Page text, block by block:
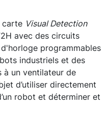
carte Visual Detection
avec des circuits
programmables
industriels et des
à un ventilateur de
d’utiliser directement
robot et déterminer et